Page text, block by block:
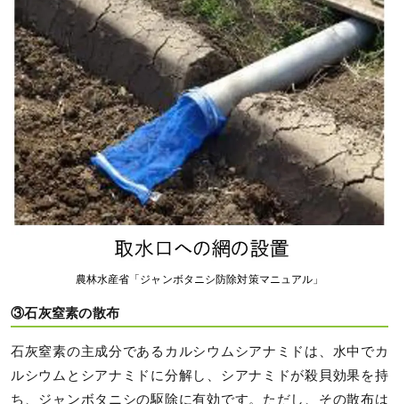
農林水産省「ジャンボタニシ防除対策マニュアル」
③石灰窒素の散布
石灰窒素の主成分であるカルシウムシアナミドは、水中でカ
ルシウムとシアナミドに分解し、シアナミドが殺貝効果を持
ち、ジャンボタニシの駆除に有効です。ただし、その散布は